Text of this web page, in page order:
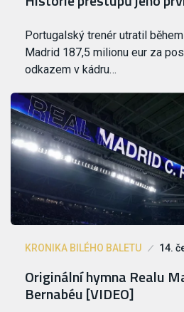
Portugalský trenér utratil
Madrid 187,5 milionu eur za
odkazem v kádru…
KRONIKA BILÉHO BALETU 14.
Originální hymna Realu
Bernabéu [VIDEO]